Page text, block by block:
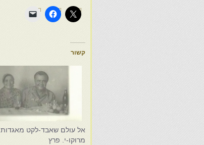
קשור
אל עולם שאבד-לקט מאגדות
מרוקו-י. פרץ